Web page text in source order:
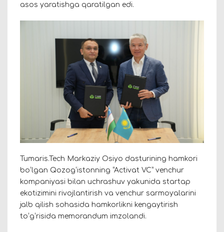
asos yaratishga qaratilgan edi.
Tumaris.Tech Markaziy Osiyo dasturining hamkori
boʻlgan Qozogʻistonning “Activat VC” venchur
kompaniyasi bilan uchrashuv yakunida startap
ekotizimini rivojlantirish va venchur sarmoyalarini
jalb qilish sohasida hamkorlikni kengaytirish
toʻgʻrisida memorandum imzolandi.